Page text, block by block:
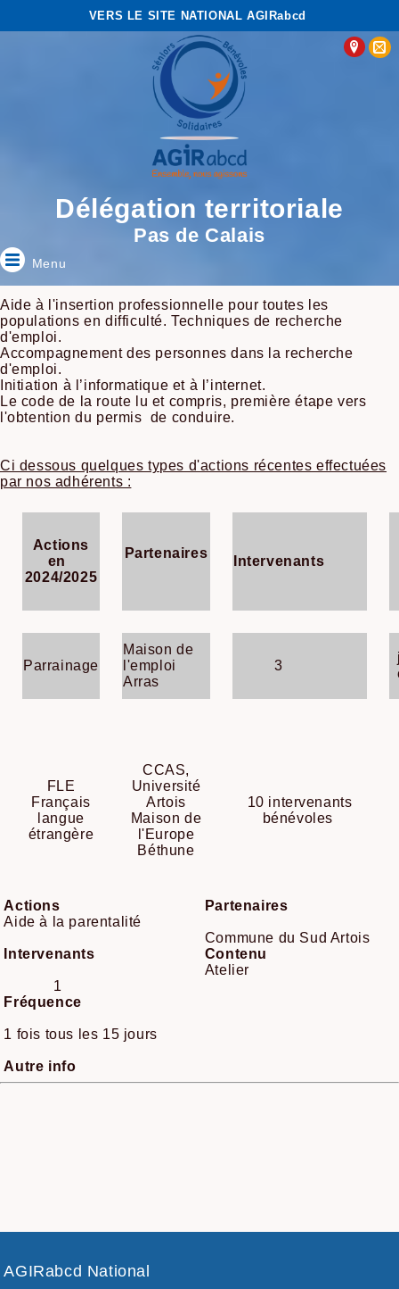
VERS LE SITE NATIONAL AGIRabcd
Délégation territoriale
Pas de Calais
Menu
Aide à l'insertion professionnelle pour toutes les
populations en difficulté. Techniques de recherche
d'emploi.
Accompagnement des personnes dans la recherche
d'emploi.
Initiation à l’informatique et à l’internet.
Le code de la route lu et compris, première étape vers
l'obtention du permis de conduire.
Ci dessous quelques types d'actions récentes effectuées
par nos adhérents :
Actions
en
2024/2025
Partenaires
Intervenants
Parrainage
Maison de
l'emploi
Arras
3
FLE
Français
langue
étrangère
CCAS,
Université
Artois
Maison de
l'Europe
Béthune
10 intervenants
bénévoles
Actions
Aide à la parentalité
Partenaires
Commune du Sud Artois
Intervenants
1
Contenu
Atelier
Fréquence
1 fois tous les 15 jours
Autre info
AGIRabcd National